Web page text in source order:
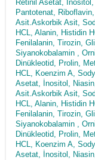
Retinil Asetat,
Pantotenat,
Asit.Askorbik Asit,
HCL, Alanin, Histidin
Fenilalanin, Tirozin,
Siyanokobalamin ,
Dinükleotid, Prolin,
HCL, Koenzim A,
Asetat, İnositol,
Asit.Askorbik Asit,
HCL, Alanin, Histidin
Fenilalanin, Tirozin,
Siyanokobalamin ,
Dinükleotid, Prolin,
HCL, Koenzim A,
Asetat, İnositol,